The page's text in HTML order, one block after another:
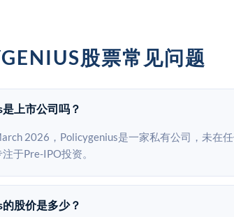
股票常见问题
上市公司吗？
2026，Policygenius是一家私有公司，未在
于Pre-IPO投资。
股价是多少？